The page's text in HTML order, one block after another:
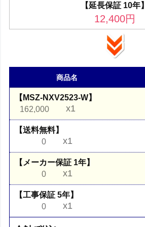
【延長保証 10年】
12,400円
商品名
【MSZ-NXV2523-W】
162,000
x1
【送料無料】
0
x1
【メーカー保証 1年】
0
x1
【工事保証 5年】
0
x1